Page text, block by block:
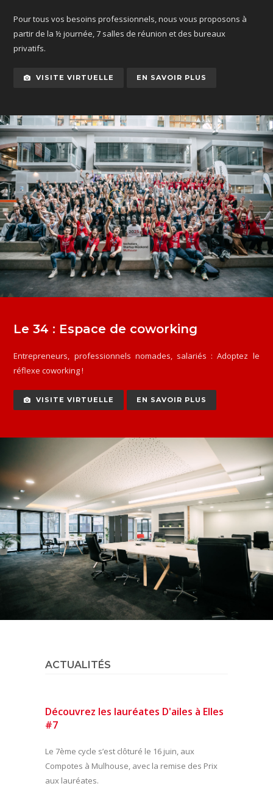
Pour tous vos besoins professionnels, nous vous proposons à
partir de la ½ journée, 7 salles de réunion et des bureaux
privatifs.
VISITE VIRTUELLE EN SAVOIR PLUS
Le 34 : Espace de coworking
Entrepreneurs, professionnels nomades, salariés : Adoptez le
réflexe coworking !
VISITE VIRTUELLE EN SAVOIR PLUS
ACTUALITÉS
Découvrez les lauréates D'ailes à Elles
#7
Le 7ème cycle s’est clôturé le 16 juin, aux
Compotes à Mulhouse, avec la remise des Prix
aux lauréates.